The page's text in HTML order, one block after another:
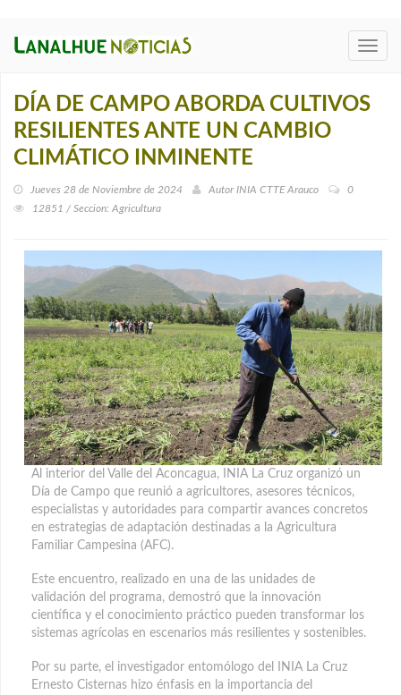
DÍA DE CAMPO ABORDA CULTIVOS
RESILIENTES ANTE UN CAMBIO
CLIMÁTICO INMINENTE
Jueves 28 de Noviembre de 2024 Autor INIA CTTE Arauco
0
12851 / Seccion: Agricultura
Al interior del Valle del Aconcagua, INIA La Cruz organizó un
Día de Campo que reunió a agricultores, asesores técnicos,
especialistas y autoridades para compartir avances concretos
en estrategias de adaptación destinadas a la Agricultura
Familiar Campesina (AFC).
Este encuentro, realizado en una de las unidades de
validación del programa, demostró que la innovación
científica y el conocimiento práctico pueden transformar los
sistemas agrícolas en escenarios más resilientes y sostenibles.
Por su parte, el investigador entomólogo del INIA La Cruz
Ernesto Cisternas hizo énfasis en la importancia del